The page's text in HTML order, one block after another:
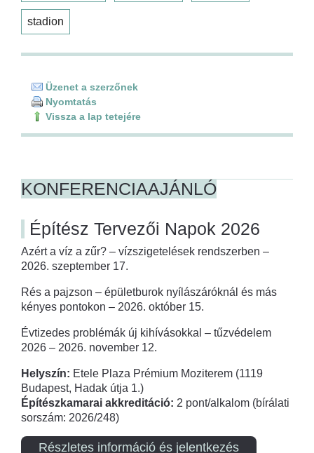
stadion
Üzenet a szerzőnek
Nyomtatás
Vissza a lap tetejére
KONFERENCIAAJÁNLÓ
Építész Tervezői Napok 2026
Azért a víz a zűr? – vízszigetelések rendszerben –
2026. szeptember 17.
Rés a pajzson – épületburok nyílászáróknál és más
kényes pontokon – 2026. október 15.
Évtizedes problémák új kihívásokkal – tűzvédelem
2026 – 2026. november 12.
Helyszín: Etele Plaza Prémium Moziterem (1119
Budapest, Hadak útja 1.)
Építészkamarai akkreditáció: 2 pont/alkalom (bírálati
sorszám: 2026/248)
Részletes információ és jelentkezés